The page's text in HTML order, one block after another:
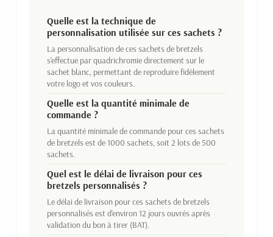
Quelle est la technique de
personnalisation utilisée sur ces sachets ?
La personnalisation de ces sachets de bretzels
s'effectue par quadrichromie directement sur le
sachet blanc, permettant de reproduire fidèlement
votre logo et vos couleurs.
Quelle est la quantité minimale de
commande ?
La quantité minimale de commande pour ces sachets
de bretzels est de 1000 sachets, soit 2 lots de 500
sachets.
Quel est le délai de livraison pour ces
bretzels personnalisés ?
Le délai de livraison pour ces sachets de bretzels
personnalisés est d'environ 12 jours ouvrés après
validation du bon à tirer (BAT).